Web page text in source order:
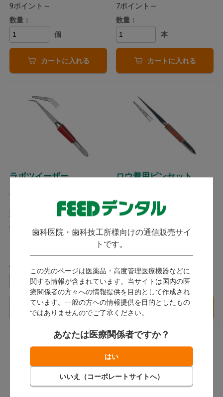
歯科医院・歯科技工所様向けの通信販売サイ
トです。
この先のページは医薬品・高度管理医療機器などに
関する情報が含まれています。当サイトは国内の医
療関係者の方々への情報提供を目的として作成され
ています。一般の方への情報提供を目的としたもの
ではありませんのでご了承ください。
あなたは医療関係者ですか？
9ポイント～
数量：
個
カートに入れる
7ポイント～
数量：
本
カートに入れる
ラボツイーザー
ASA Dental エーエスエーデン
2,079
数量：
本
在庫切れ
ロウ着用ピンセット
販売終了
2,519
（税込）～
バリエーション一覧